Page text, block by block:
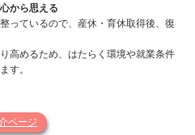
から思える
っているので、産休・育休取得後、復
高めるため、はたらく環境や就業条件
す。
ページ